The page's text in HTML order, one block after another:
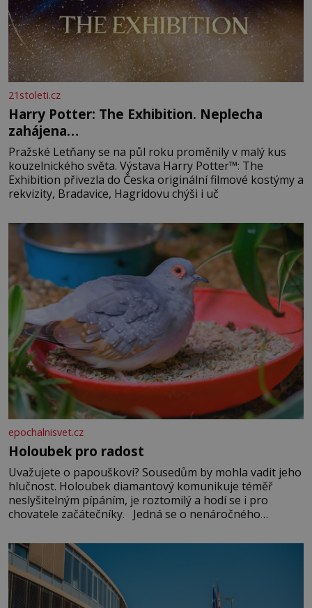
21stoleti.cz
Harry Potter: The Exhibition. Neplecha
zahájena…
Pražské Letňany se na půl roku proměnily v malý kus
kouzelnického světa. Výstava Harry Potter™: The
Exhibition přivezla do Česka originální filmové kostýmy a
rekvizity, Bradavice, Hagridovu chýši i uč
epochalnisvet.cz
Holoubek pro radost
Uvažujete o papouškovi? Sousedům by mohla vadit jeho
hlučnost. Holoubek diamantový komunikuje téměř
neslyšitelným pípáním, je roztomilý a hodí se i pro
chovatele začátečníky. Jedná se o nenáročného
času tráví na zemi, kde sbírá zbytky semínek Jeho
domovinou je prakticky celá Austrálie s výjimkou
pobřežní oblasti.